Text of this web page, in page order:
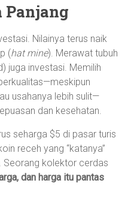
Nilainya terus naik
(hat mine). Merawat tubuh
juga investasi. Memilih
usahanya lebih sulit—
dan kesehatan.
seharga $5 di pasar turis
receh yang “katanya”
Seorang kolektor cerdas
dan harga itu pantas